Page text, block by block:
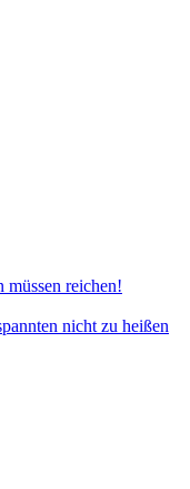
müssen reichen!
nicht zu heißen